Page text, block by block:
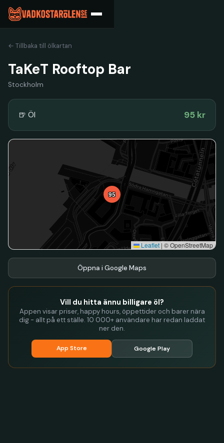
← Tillbaka till ölkartan
TaKeT Rooftop Bar
Stockholm
🍺 Öl 95 kr
95
Leaflet | © OpenStreetMap
Öppna i Google Maps
Vill du hitta ännu billigare öl?
Appen visar priser, happy hours, öppettider och barer nära
dig - allt på ett ställe. 10 000+ användare har redan laddat
ner den.
App Store Google Play